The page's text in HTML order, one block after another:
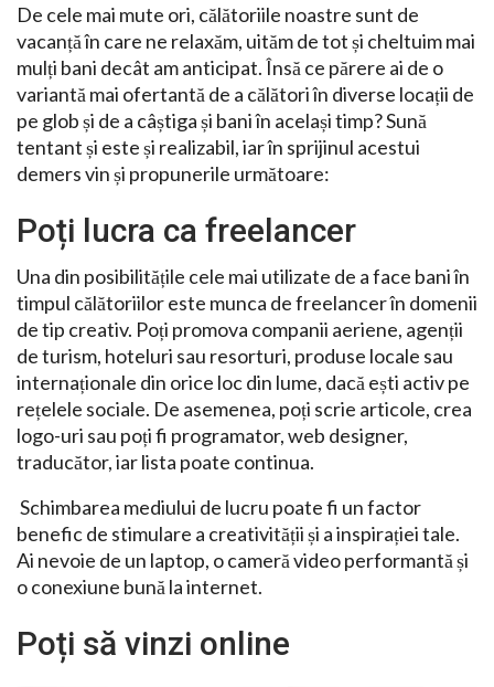
De cele mai mute ori, călătoriile noastre sunt de
vacanță în care ne relaxăm, uităm de tot și cheltuim mai
mulți bani decât am anticipat. Însă ce părere ai de o
variantă mai ofertantă de a călători în diverse locații de
pe glob și de a câștiga și bani în același timp? Sună
tentant și este și realizabil, iar în sprijinul acestui
demers vin și propunerile următoare:
Poți lucra ca freelancer
Una din posibilitățile cele mai utilizate de a face bani în
timpul călătoriilor este munca de freelancer în domenii
de tip creativ. Poți promova companii aeriene, agenții
de turism, hoteluri sau resorturi, produse locale sau
internaționale din orice loc din lume, dacă ești activ pe
rețelele sociale. De asemenea, poți scrie articole, crea
logo-uri sau poți fi programator, web designer,
traducător, iar lista poate continua.
Schimbarea mediului de lucru poate fi un factor
benefic de stimulare a creativității și a inspirației tale.
Ai nevoie de un laptop, o cameră video performantă și
o conexiune bună la internet.
Poți să vinzi online